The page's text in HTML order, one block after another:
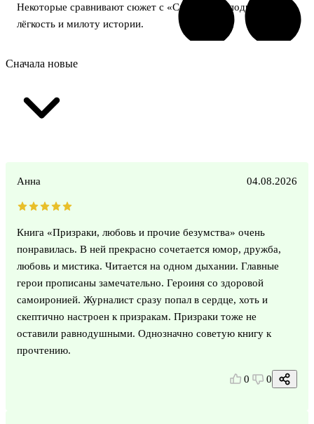
Некоторые сравнивают сюжет с «Скуби-Ду», подчёркивая
лёгкость и милоту истории.
Сначала новые
Анна 04.08.2026
Книга «Призраки, любовь и прочие безумства» очень
понравилась. В ней прекрасно сочетается юмор, дружба,
любовь и мистика. Читается на одном дыхании. Главные
герои прописаны замечательно. Героиня со здоровой
самоиронией. Журналист сразу попал в сердце, хоть и
скептично настроен к призракам. Призраки тоже не
оставили равнодушными. Однозначно советую книгу к
прочтению.
0 0